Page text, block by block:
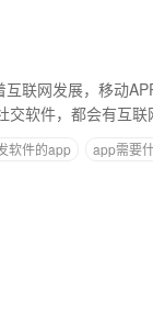
联网发展，移动
软件，都会有互联
软件的app app需要